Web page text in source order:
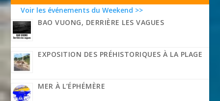
Voir les événements du Weekend >>
BAO VUONG, DERRIÈRE LES VAGUES
EXPOSITION DES PRÉHISTORIQUES À LA PLAGE
MER À L’ÉPHÉMÈRE